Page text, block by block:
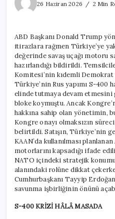
26 Haziran 2026
2 Min
ABD Başkanı Donald Trump
itirazlara rağmen Türkiye’ye
değerinde savaş uçağı motoru
hazırlandığı bildirildi.
Komitesi’nin kıdemli
Türkiye’nin Rus yapımı S-400
elinde tutmaya devam etmesini
bloke koymuştu. Ancak
hakkına sahip olan yönetimin,
Kongre onayı olmaksızın
belirtildi. Satışın, Türkiye’nin
KAAN’da kullanılması
motorlarını kapsadığı ifade
NATO içindeki stratejik
alanındaki rolüne dikkat
Cumhurbaşkanı Tayyip
savunma işbirliğinin önünü
S-400 KRİZİ HÂLÂ MASADA